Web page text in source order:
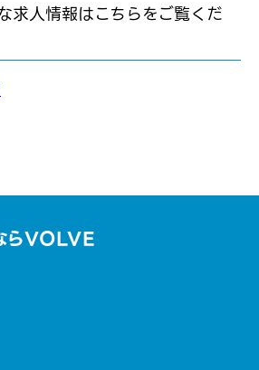
求人情報はこちらをご覧くだ
らVOLVE